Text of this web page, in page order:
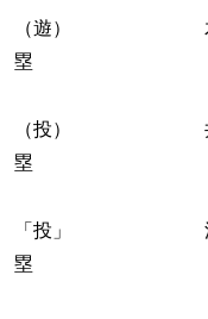
（遊） 木浪
塁
（投） 井原
塁
「投」 湯浅
塁